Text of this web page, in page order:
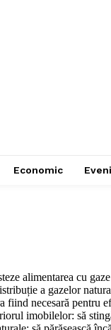
Economic
alimentarea cu
a gazelor
fiind necesară pentru
imobilelor: să